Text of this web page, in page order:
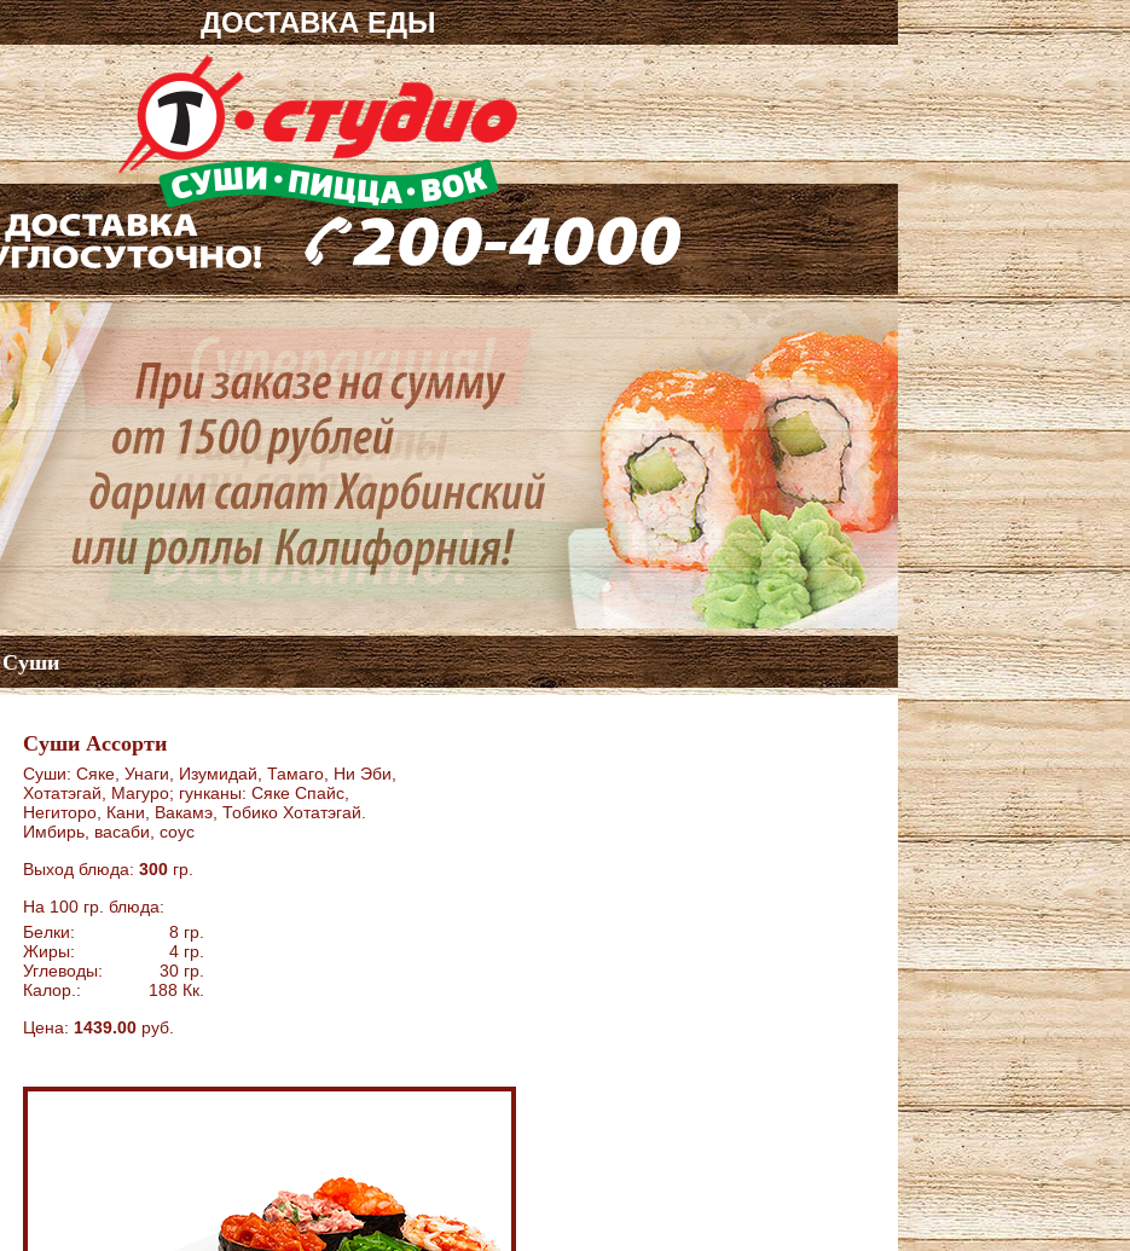
ДОСТАВКА ЕДЫ
Суши
Суши Ассорти
Суши: Сяке, Унаги, Изумидай, Тамаго, Ни Эби,
Хотатэгай, Магуро; гунканы: Сяке Спайс,
Негиторо, Кани, Вакамэ, Тобико Хотатэгай.
Имбирь, васаби, соус
Выход блюда: 300 гр.
На 100 гр. блюда:
Белки:
8 гр.
Жиры:
4 гр.
Углеводы:
30 гр.
Калор.:
188 Кк.
Цена: 1439.00 руб.